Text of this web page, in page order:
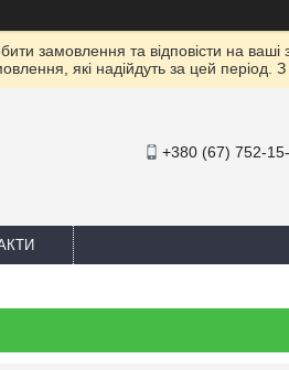
замовлення та відповісти на
які надійдуть за цей
+380 (67) 752-